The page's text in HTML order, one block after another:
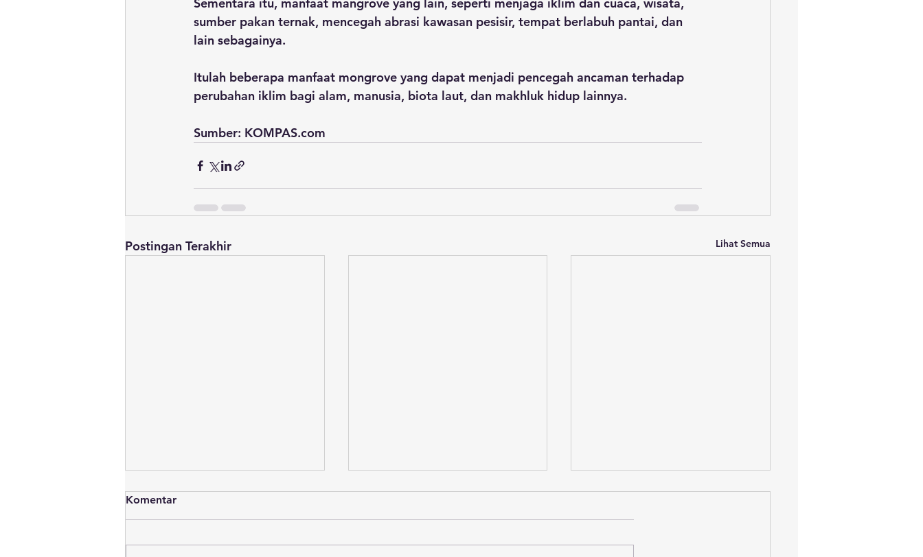
Sementara itu, manfaat mangrove yang lain, seperti menjaga iklim dan cuaca, wisata,
sumber pakan ternak, mencegah abrasi kawasan pesisir, tempat berlabuh pantai, dan
lain sebagainya.
Itulah beberapa manfaat mongrove yang dapat menjadi pencegah ancaman terhadap
perubahan iklim bagi alam, manusia, biota laut, dan makhluk hidup lainnya.
Sumber: KOMPAS.com
Postingan Terakhir Lihat Semua
Komentar